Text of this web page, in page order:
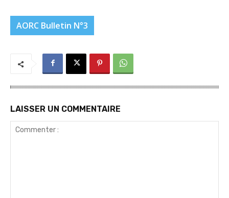
AORC Bulletin N°3
LAISSER UN COMMENTAIRE